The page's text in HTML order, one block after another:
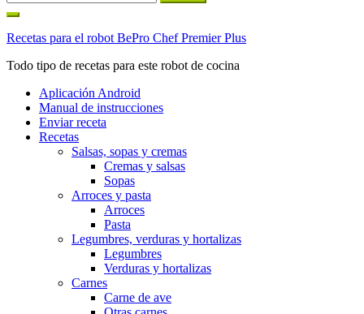
Ir
contenido
Recetas para el robot BePro Chef Premier Plus
Todo tipo de recetas para este robot de cocina
Aplicación Android
Manual de instrucciones
Enviar receta
Recetas
Salsas, sopas y cremas
Cremas y salsas
Sopas
Arroces y pasta
Arroces
Pasta
Legumbres, verduras y hortalizas
Legumbres
Verduras y hortalizas
Carnes
Carne de ave